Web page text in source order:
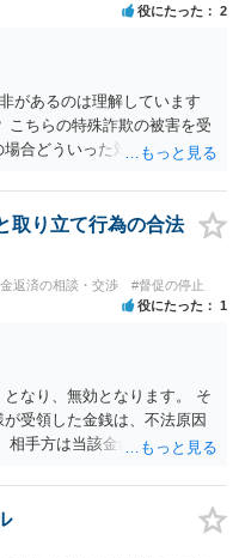
役にたった 2
があるのは理解しています
こちらの特殊詐欺の被害を受
合どういった対処が必要で
欺関係なく旦那さんの行為
万を支払わず穏便に和解する
しいです。相談者さんも１０
ないで和解したいと言われ
い、と思われるのではない
うことで支払額が下がること
弁護士費用かけるならその
合いは考えてみましょう。
取り立て行為の合法
返済の相談・交渉 #督促の停止
役にたった 1
なり、無効となります。 そ
受領した金銭は、不法原因
相手方は当該金銭の返還請求